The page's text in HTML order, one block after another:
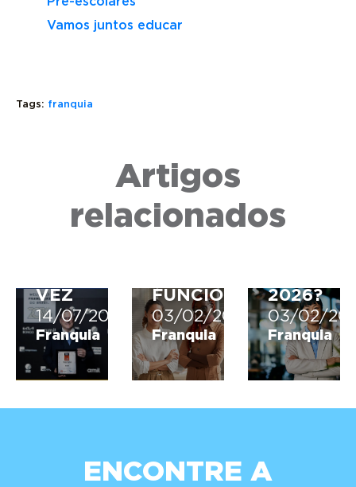
Vamos juntos educar
Tags: franquia
Artigos
relacionados
MICROFRANQUIA
VEZ
14/07/2026
Franquia
DE
FRANQUIA
(COF):
O
FUNCIONA?
03/02/2026
Franquia
VALE
MAIS
2026?
03/02/
Franquia
ENCONTRE A